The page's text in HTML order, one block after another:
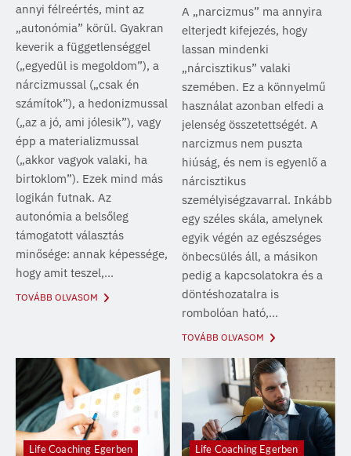
annyi félreértés, mint az
„autonómia” körül. Gyakran
keverik a függetlenséggel
(„egyedül is megoldom”), a
nárcizmussal („csak én
számítok”), a hedonizmussal
(„az a jó, ami jólesik”), vagy
épp a materializmussal
(„akkor vagyok valaki, ha
birtoklom”). Ezek mind más
logikán futnak. Az
autonómia a belsőleg
támogatott választás
minősége: annak képessége,
hogy amit teszel,...
TOVÁBB OLVASOM
A „narcizmus” ma annyira
elterjedt kifejezés, hogy
lassan mindenki
„nárcisztikus” valaki
szemében. Ez a könnyelmű
használat azonban elfedi a
jelenség összetettségét. A
narcizmus nem puszta
hiúság, és nem is egyenlő a
nárcisztikus
személyiségzavarral. Inkább
egy széles skála, amelynek
egyik végén az egészséges
önbecsülés áll, a másikon
pedig a kapcsolatokra és a
döntéshozatalra is
rombolóan ható,...
TOVÁBB OLVASOM
Life Coaching Egerben Life Coaching Egerben